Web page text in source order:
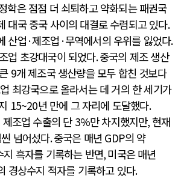
학은 점점 더 쇠퇴하고 약화되는 패권국
대국 중국 사이의 대결로 수렴되고 있다.
산업 ·제조업 ·무역에서의 우위를 잃었다.
업 초강대국이 되었다.중국의 제조 생산
9개 제조국 생산량을 모두 합친 것보다
최강국으로 올라서는 데 거의 한 세기가
15~20년 만에 그 자리에 도달했다.
조업 수출의 단 3%만 차지했지만, 현재
넘어섰다.중국은 매년 GDP의 약
지 흑자를 기록하는 반면,미국은 매년
경상수지 적자를 기록하고 있다.